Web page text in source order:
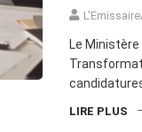
Le
LIRE PLUS